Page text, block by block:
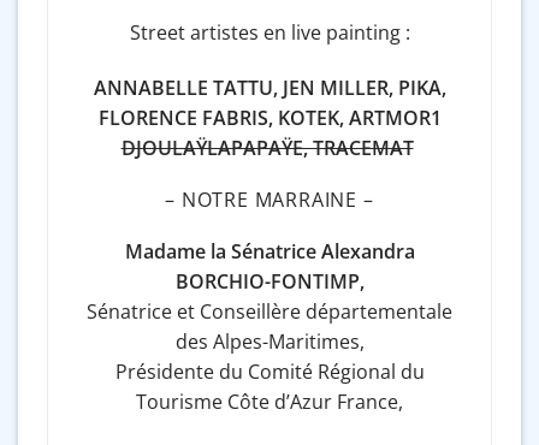
Street artistes en live painting :
ANNABELLE TATTU, JEN MILLER, PIKA,
FLORENCE FABRIS, KOTEK, ARTMOR1
DJOULAŸLAPAPAŸE, TRACEMAT
– NOTRE MARRAINE –
Madame la Sénatrice Alexandra
BORCHIO-FONTIMP,
Sénatrice et Conseillère départementale
des Alpes-Maritimes,
Présidente du Comité Régional du
Tourisme Côte d’Azur France,